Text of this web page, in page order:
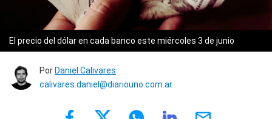
El precio del dólar en cada banco este miércoles 3 de junio
Por Daniel Calivares
calivares.daniel@diariouno.com.ar